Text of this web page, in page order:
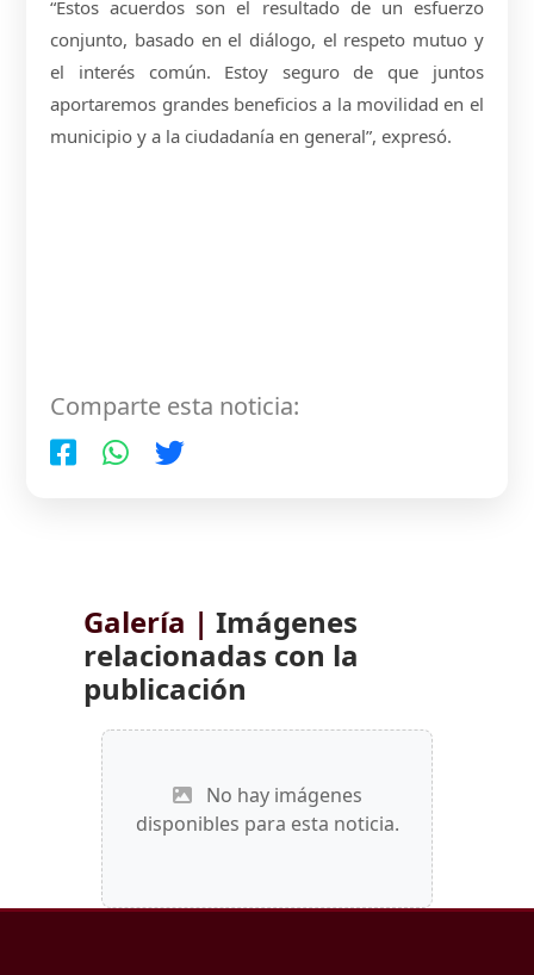
“Estos acuerdos son el resultado de un esfuerzo
conjunto, basado en el diálogo, el respeto mutuo y
el interés común. Estoy seguro de que juntos
aportaremos grandes beneficios a la movilidad en el
municipio y a la ciudadanía en general”, expresó.
Comparte esta noticia:
Galería | Imágenes
relacionadas con la
publicación
No hay imágenes
disponibles para esta noticia.